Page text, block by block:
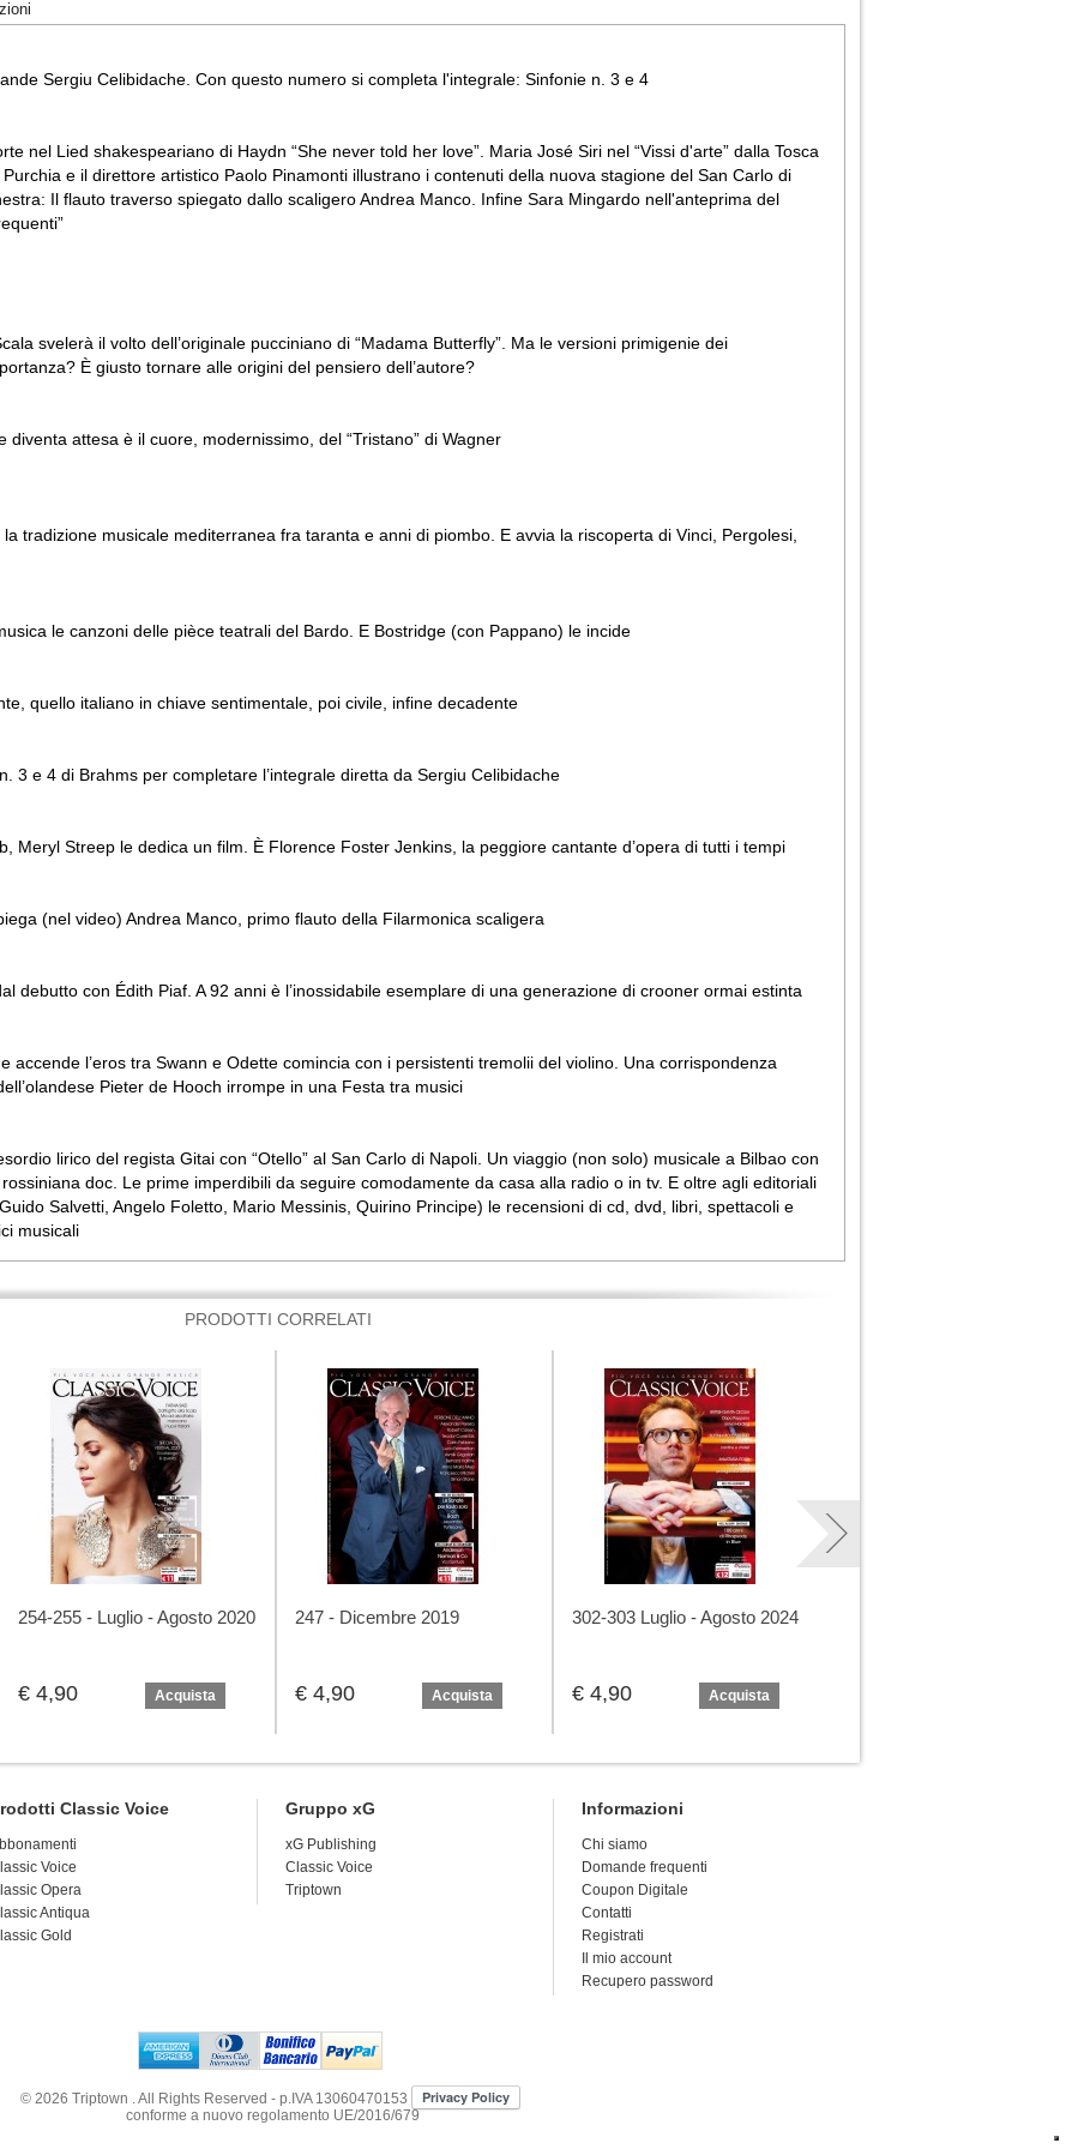
Sergiu Celibidache. Con questo numero si completa l'integrale: Sinfonie n. 3 e 4
nel Lied shakespeariano di Haydn “She never told her love”. Maria José Siri nel “Vissi d'arte” dalla Tosca
e il direttore artistico Paolo Pinamonti illustrano i contenuti della nuova stagione del San Carlo di
Il flauto traverso spiegato dallo scaligero Andrea Manco. Infine Sara Mingardo nell'anteprima del
svelerà il volto dell’originale pucciniano di “Madama Butterfly”. Ma le versioni primigenie dei
È giusto tornare alle origini del pensiero dell’autore?
attesa è il cuore, modernissimo, del “Tristano” di Wagner
tradizione musicale mediterranea fra taranta e anni di piombo. E avvia la riscoperta di Vinci, Pergolesi,
le canzoni delle pièce teatrali del Bardo. E Bostridge (con Pappano) le incide
quello italiano in chiave sentimentale, poi civile, infine decadente
3 e 4 di Brahms per completare l’integrale diretta da Sergiu Celibidache
Meryl Streep le dedica un film. È Florence Foster Jenkins, la peggiore cantante d’opera di tutti i tempi
(nel video) Andrea Manco, primo flauto della Filarmonica scaligera
debutto con Édith Piaf. A 92 anni è l’inossidabile esemplare di una generazione di crooner ormai estinta
accende l’eros tra Swann e Odette comincia con i persistenti tremolii del violino. Una corrispondenza
Pieter de Hooch irrompe in una Festa tra musici
lirico del regista Gitai con “Otello” al San Carlo di Napoli. Un viaggio (non solo) musicale a Bilbao con
rossiniana doc. Le prime imperdibili da seguire comodamente da casa alla radio o in tv. E oltre agli editoriali
Salvetti, Angelo Foletto, Mario Messinis, Quirino Principe) le recensioni di cd, dvd, libri, spettacoli e
musicali
PRODOTTI CORRELATI
254-255 - Luglio - Agosto 2020
€ 4,90 Acquista
247 - Dicembre 2019
€ 4,90 Acquista
302-303 Luglio - Agosto 2024
€ 4,90 Acquista
Classic Voice
Voice
Opera
Antiqua
Gold
Gruppo xG
xG Publishing
Classic Voice
Triptown
Informazioni
Chi siamo
Domande frequenti
Coupon Digitale
Contatti
Registrati
Il mio account
Recupero password
© 2026 Triptown . All Rights Reserved - p.IVA 13060470153
conforme a nuovo regolamento UE/2016/679